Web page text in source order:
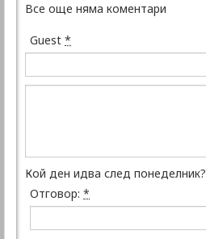
Все още няма коментари
Guest *
Кой ден идва след понеделник?
Отговор: *